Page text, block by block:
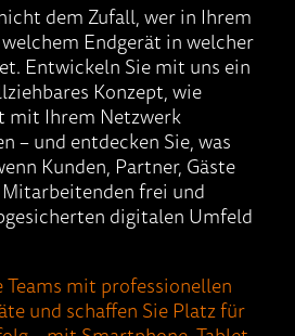
dem Zufall, wer in Ihrem
Endgerät in welcher
Entwickeln Sie mit uns ein
Konzept, wie
mit Ihrem Netzwerk
– und entdecken Sie, was
Kunden, Partner, Gäste
frei und
digitalen Umfeld
Teams mit professionellen
und schaffen Sie Platz für